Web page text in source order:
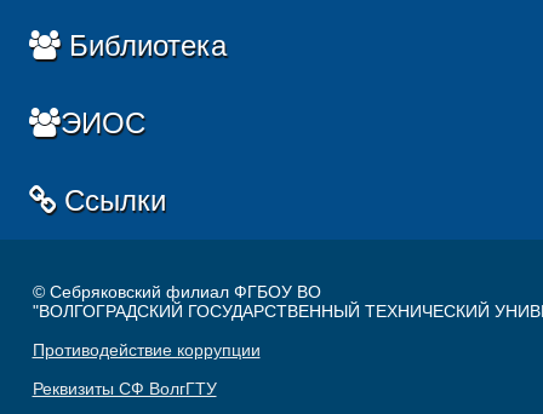
Библиотека
ЭИОС
Ссылки
© Себряковский филиал ФГБОУ ВО
"ВОЛГОГРАДСКИЙ ГОСУДАРСТВЕННЫЙ ТЕХНИЧЕСКИЙ
Противодействие коррупции
Реквизиты СФ ВолгГТУ